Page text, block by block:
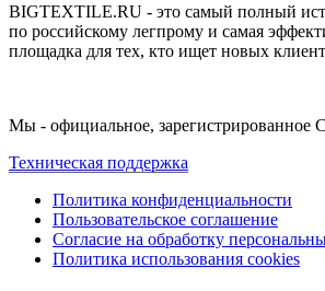
BIGTEXTILE.RU - это самый полный
по российскому легпрому и самая
площадка для тех, кто ищет новых
Мы - официальное,
Техническая поддержка
Политика конфиденциальности
Пользовательское соглашение
Согласие на обработку
Политика использования cookies